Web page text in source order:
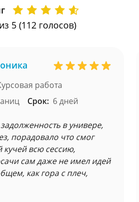
5 (112 голосов)
работа
Срок: 6 дней
в универе,
порадовало что смог
кучей всю сессию,
сам даже не имел идей
как гора с плеч,